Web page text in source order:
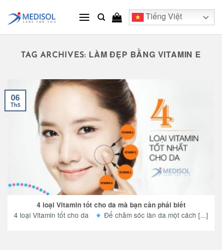
content
Tiếng Việt
TAG ARCHIVES: LÀM ĐẸP BẰNG VITAMIN E
4 loại Vitamin tốt cho da mà bạn cần phải biết
4 loại Vitamin tốt cho da Để chăm sóc làn da một cách [...]
06
Th5